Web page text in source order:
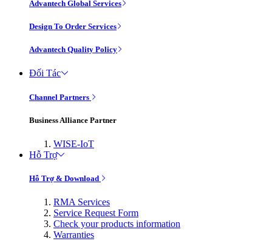
Advantech Global Services
Design To Order Services
Advantech Quality Policy
Đối Tác
Channel Partners
Business Alliance Partner
WISE-IoT
Hỗ Trợ
Hỗ Trợ & Download
RMA Services
Service Request Form
Check your products information
Warranties